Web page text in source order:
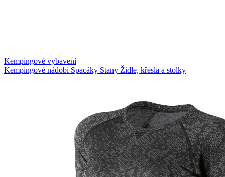
Kempingové vybavení
Kempingové nádobí Spacáky Stany Židle, křesla a stolky